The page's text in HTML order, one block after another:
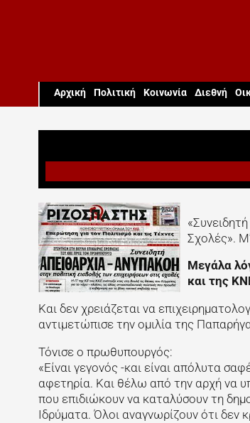
Aρχική Πολιτική Κοινωνία Διεθνή
Σχολές».
Μεγάλα
και της
Και δεν χρειάζεται να
αντιμετώπισε την ομιλία της
Τόνισε ο πρωθυπουργός:
«Είναι γεγονός -και είναι απόλυτα
αφετηρία. Και θέλω από την αρχή να
που επιδιώκουν να καταλύσουν τη
Ιδρύματα. Όλοι αναγνωρίζουν ότι δεν